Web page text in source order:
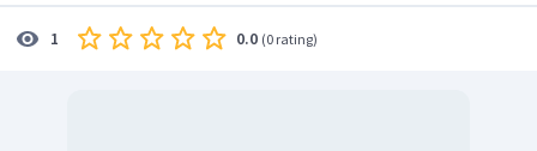
1 0.0 (0 rating)